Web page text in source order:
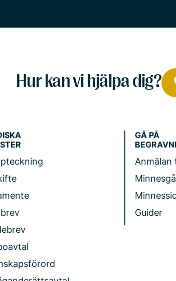
Hur kan vi hjälpa dig?
GÅ PÅ
Anmälan
Guider